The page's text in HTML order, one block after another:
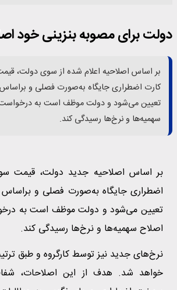
دولت برای مصوبه بنزینی خود
بر اساس اصلاحیه اعلام شده از سوی دولت،
کارت اضطراری جایگاه به‌صورت فصلی و
تعیین می‌شود و دولت موظف است به
سهمیه‌ها و نرخ‌ها رسیدگی کند.
بر اساس اصلاحیه جدید دولت، قیمت
اضطراری جایگاه به‌صورت فصلی و
تعیین می‌شود و دولت موظف است به
اصلاح سهمیه‌ها و نرخ‌ها رسیدگی کند.
نرخ‌های جدید نیز توسط کارگروه و طبق
خواهد شد. هدف از این اصلاحات،